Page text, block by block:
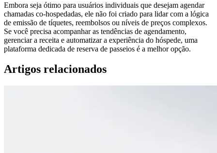
Embora seja ótimo para usuários individuais que desejam agendar
chamadas co-hospedadas, ele não foi criado para lidar com a lógica
de emissão de tíquetes, reembolsos ou níveis de preços complexos.
Se você precisa acompanhar as tendências de agendamento,
gerenciar a receita e automatizar a experiência do hóspede, uma
plataforma dedicada de reserva de passeios é a melhor opção.
Artigos relacionados